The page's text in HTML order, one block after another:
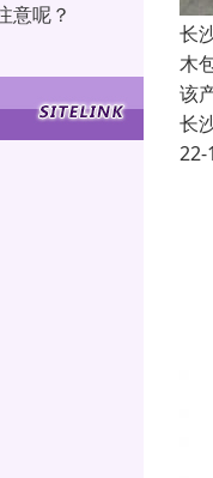
意呢？
长
木
该
长
22-